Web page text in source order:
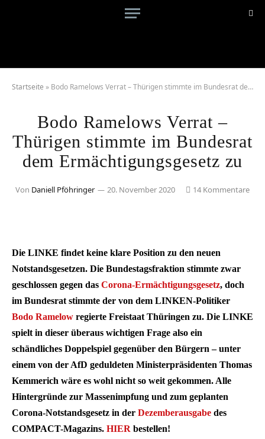
Startseite » Bodo Ramelows Verrat – Thürigen stimmte im Bundesrat dem Ermächtigungsgesetz zu
Bodo Ramelows Verrat –
Thürigen stimmte im Bundesrat
dem Ermächtigungsgesetz zu
Von Daniell Pföhringer 20. November 2020 14 Kommentare
Die LINKE findet keine klare Position zu den neuen
Notstandsgesetzen. Die Bundestagsfraktion stimmte zwar
geschlossen gegen das Corona-Ermächtigungsgesetz, doch
im Bundesrat stimmte der von dem LINKEN-Politiker
Bodo Ramelow regierte Freistaat Thüringen zu. Die LINKE
spielt in dieser überaus wichtigen Frage also ein
schändliches Doppelspiel gegenüber den Bürgern – unter
einem von der AfD geduldeten Ministerpräsidenten Thomas
Kemmerich wäre es wohl nicht so weit gekommen. Alle
Hintergründe zur Massenimpfung und zum geplanten
Corona-Notstandsgesetz in der Dezemberausgabe des
COMPACT-Magazins. HIER bestellen!